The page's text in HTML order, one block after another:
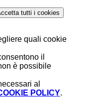
tutti i cookies
quali cookie
il
è possibile
al
POLICY.